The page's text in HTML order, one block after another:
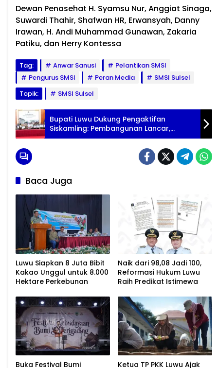
Dewan Penasehat H. Syamsu Nur, Anggiat Sinaga,
Suwardi Thahir, Shafwan HR, Erwansyah, Danny
Irawan, H. Andi Muhammad Gunawan, Zakaria
Patiku, dan Herry Kontessa
Tag: Anwar Sanusi
Pelantikan SMSI
Pengurus SMSI
Peran Media
SMSI Sulsel
Topik:
SMSI Sulsel
Bupati Luwu Dukung Pengaktifan
Siskamling: Pembangunan Lancar,
Ekonomi Tumbuh
Baca Juga
Luwu Siapkan 8 Juta Bibit
Kakao Unggul untuk 8.000
Hektare Perkebunan
Naik dari 98,08 Jadi 100,
Reformasi Hukum Luwu
Raih Predikat Istimewa
Buka Festival Bumi
Ketua TP PKK Luwu Ajak